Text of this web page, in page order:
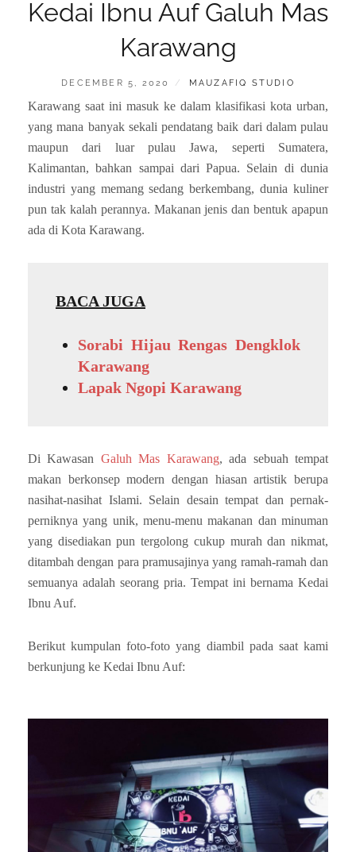
Kedai Ibnu Auf Galuh Mas
Karawang
POSTED
DECEMBER 5, 2020 BY
MAUZAFIQ STUDIO
Karawang saat ini masuk ke dalam klasifikasi kota urban,
yang mana banyak sekali pendatang baik dari dalam pulau
maupun dari luar pulau Jawa, seperti Sumatera,
Kalimantan, bahkan sampai dari Papua. Selain di dunia
industri yang memang sedang berkembang, dunia kuliner
pun tak kalah perannya. Makanan jenis dan bentuk apapun
ada di Kota Karawang.
BACA JUGA
Sorabi Hijau Rengas Dengklok
Karawang
Lapak Ngopi Karawang
Di Kawasan Galuh Mas Karawang, ada sebuah tempat
makan berkonsep modern dengan hiasan artistik berupa
nasihat-nasihat Islami. Selain desain tempat dan pernak-
perniknya yang unik, menu-menu makanan dan minuman
yang disediakan pun tergolong cukup murah dan nikmat,
ditambah dengan para pramusajinya yang ramah-ramah dan
semuanya adalah seorang pria. Tempat ini bernama Kedai
Ibnu Auf.
Berikut kumpulan foto-foto yang diambil pada saat kami
berkunjung ke Kedai Ibnu Auf: